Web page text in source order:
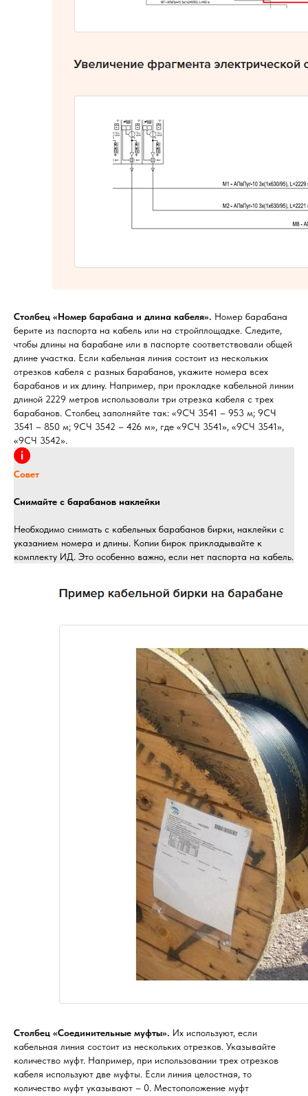
Столбец «Номер барабана и длина кабеля». Номер барабана
берите из паспорта на кабель или на стройплощадке. Следите,
чтобы длины на барабане или в паспорте соответствовали общей
длине участка. Если кабельная линия состоит из нескольких
отрезков кабеля с разных барабанов, укажите номера всех
барабанов и их длину. Например, при прокладке кабельной линии
длиной 2229 метров использовали три отрезка кабеля с трех
барабанов. Столбец заполняйте так: «9СЧ 3541 – 953 м; 9СЧ
3541 – 850 м; 9СЧ 3542 – 426 м», где «9СЧ 3541», «9СЧ 3541»,
«9СЧ 3542».
Совет
Снимайте с барабанов наклейки
Необходимо снимать с кабельных барабанов бирки, наклейки с
указанием номера и длины. Копии бирок прикладывайте к
комплекту ИД. Это особенно важно, если нет паспорта на кабель.
Столбец «Соединительные муфты». Их используют, если
кабельная линия состоит из нескольких отрезков. Указывайте
количество муфт. Например, при использовании трех отрезков
кабеля используют две муфты. Если линия целостная, то
количество муфт указывают – 0. Местоположение муфт